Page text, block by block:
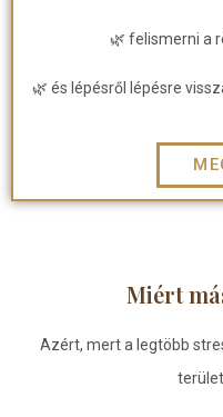
🌿 felismerni a
🌿 és lépésről lépésre
Miért
Azért, mert a legtöbb